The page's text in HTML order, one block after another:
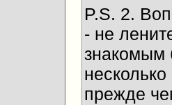
P.S. 2.
- не
знакомым
прежде